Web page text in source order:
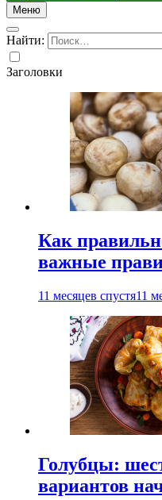
Меню
Найти:
Заголовки
Как
важные
11 месяцев спустя11
Голубцы:
вариантов